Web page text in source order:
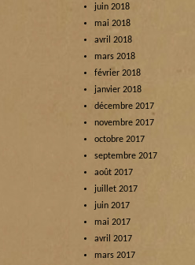
juin 2018
mai 2018
avril 2018
mars 2018
février 2018
janvier 2018
décembre 2017
novembre 2017
octobre 2017
septembre 2017
août 2017
juillet 2017
juin 2017
mai 2017
avril 2017
mars 2017